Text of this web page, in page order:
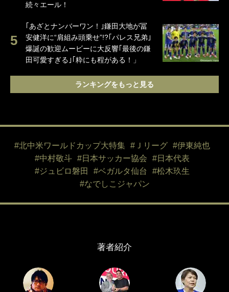
続々エール！
｢あざとナンバーワン！｣鎌田大地が冨
安健洋に“肩組み頭乗せ”!?｢パレス兄弟｣
爆誕の歓迎ムービーに大反響｢最後の鎌
田可愛すぎる｣｢粋にも程がある！」
ランキングをもっと見る
#北中米ワールドカップ大特集 #Ｊリーグ
#伊東純也
#中村敬斗
#日本サッカー協会
#日本代表
#ジュビロ磐田
#ベガルタ仙台
#松木玖生
#なでしこジャパン
著者紹介